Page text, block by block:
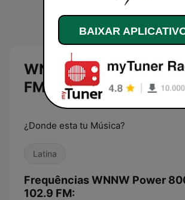
WNNW Power 800
FM
¿Donde esta tu Música?
Latina
Frequências WNNW Power
102.9 FM:
BAIXAR